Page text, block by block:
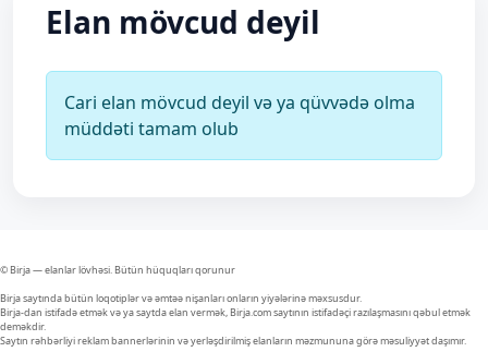
Elan mövcud deyil
Cari elan mövcud deyil və ya qüvvədə olma
müddəti tamam olub
© Birja — elanlar lövhəsi. Bütün hüquqları qorunur
Birja saytında bütün loqotiplər və əmtəə nişanları onların yiyələrinə məxsusdur.
Birja-dan istifadə etmək və ya saytda elan vermək, Birja.com saytının istifadəçi razılaşmasını qəbul etmək
deməkdir.
Saytın rəhbərliyi reklam bannerlərinin və yerləşdirilmiş elanların məzmununa görə məsuliyyət daşımır.